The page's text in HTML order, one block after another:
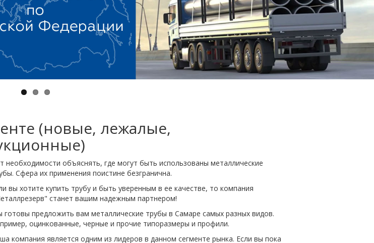
(новые, лежалые,
необходимости объяснять, где могут быть использованы металлические
Сфера их применения поистине безгранична.
вы хотите купить трубу и быть уверенным в ее качестве, то компания
станет вашим надежным партнером!
готовы предложить вам металлические трубы в Самаре самых разных видов.
оцинкованные, черные и прочие типоразмеры и профили.
компания является одним из лидеров в данном сегменте рынка. Если вы пока